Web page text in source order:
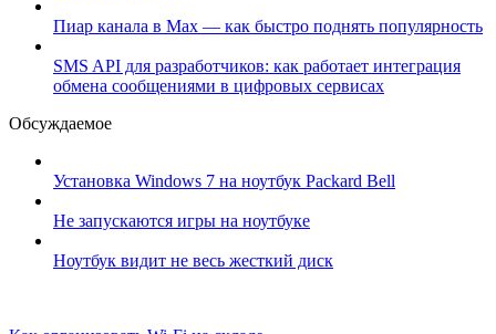
Пиар канала в Max — как быстро поднять популярность
SMS API для разработчиков: как работает интеграция
обмена сообщениями в цифровых сервисах
Обсуждаемое
Установка Windows 7 на ноутбук Packard Bell
Не запускаются игры на ноутбуке
Ноутбук видит не весь жесткий диск